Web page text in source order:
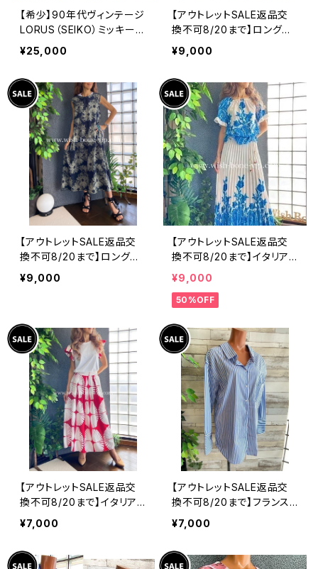
【希少】90年代ヴィンテージ
LORUS（SEIKO）ミッキーマ
ウス 腕時計（RRS260） 1
990年代未使用品 電池交
LOR④
¥25,000
【アウトレットSALE返品交
換不可8/20まで】ロングワ
ンピース・マキシワンピー
ス・サラッと軽やか春夏ワン
¥9,000
【アウトレットSALE返品交
換不可8/20まで】ロングワ
ンピース・マキシワンピー
ス・サラッと軽やか春夏ワン
¥9,000
【アウトレットSALE返品交
換不可8/20まで】イタリア
製ロング・マキシスカート＆
トップス セットアップ /ホワ
イト＆ブルー(S)(M)(L)
¥9,000
50%OFF
【アウトレットSALE返品交
換不可8/20まで】イタリア
製インポート セットアップド
レス｜ロングスカート＆カッ
y/ホワイト＆レッド(S)(M)
¥7,000
【アウトレットSALE返品交
換不可8/20まで】フランス
インポート・BIGシャツ｜ピ
ンストライプ デザインシャ
ロングシャツ/ブルー
¥7,000